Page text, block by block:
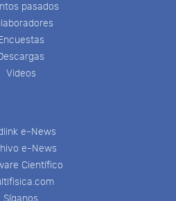
pasados
Videos
e-News
e-News
Científico